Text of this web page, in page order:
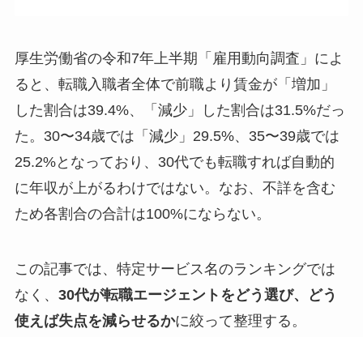
厚生労働省の令和7年上半期「雇用動向調査」によ
ると、転職入職者全体で前職より賃金が「増加」
した割合は39.4%、「減少」した割合は31.5%だっ
た。30〜34歳では「減少」29.5%、35〜39歳では
25.2%となっており、30代でも転職すれば自動的
に年収が上がるわけではない。なお、不詳を含む
ため各割合の合計は100%にならない。
この記事では、特定サービス名のランキングでは
なく、 30代が転職エージェントをどう選び、どう
使えば失点を減らせるかに絞って整理する。